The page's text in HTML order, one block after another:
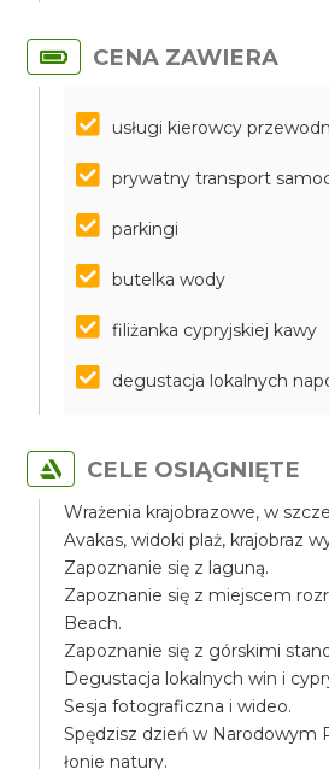
CENA ZAWIERA
usługi kierowcy
prywatny transport
parkingi
butelka wody
filiżanka cypryjskiej kawy
degustacja lokalnych
CELE OSIĄGNIĘTE
Wrażenia krajobrazowe, w
Avakas, widoki plaż, krajobraz
Zapoznanie się z laguną.
Zapoznanie się z miejscem
Beach.
Zapoznanie się z górskimi
Degustacja lokalnych win i
Sesja fotograficzna i wideo.
Spędzisz dzień w Narodowym
łonie natury.